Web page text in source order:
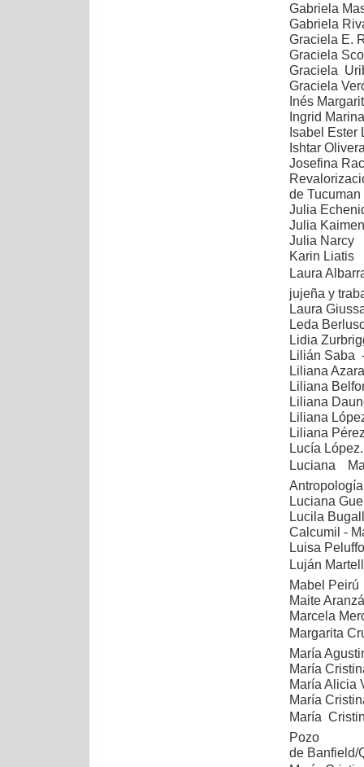
Gabriela
Gabriela
Graciela E.
Graciela
Graciela
Graciela
Inés
Ingrid
Isabel Ester
Ishtar
Josefina
de Tucuman
Julia
Julia Kaimen
Julia Narcy
Karin Liatis
Laura
jujeña y
Laura
Leda
Lidia
Lilián Saba
Liliana
Liliana
Liliana
Liliana
Liliana
Lucía
Luciana
Antropología
Luciana
Lucila
Calcumil -
Luisa
Luján
Mabel Peirú
Maite
Marcela
Margarita
María
María
María Alicia
María
María
Pozo
de